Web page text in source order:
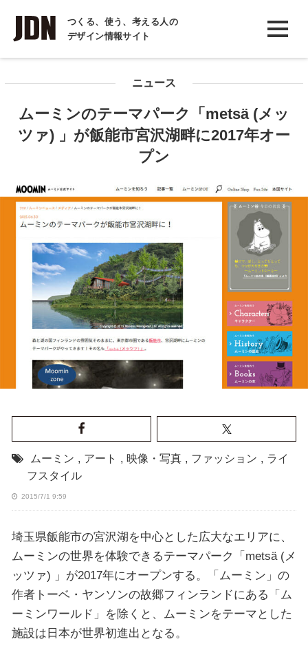
つくる、使う、考える人の
デザイン情報サイト
INTERVIEW
インタビュー
COLUMN
ニュース
ムーミンのテーマパーク「metsä (メッ
ツァ) 」が飯能市宮沢湖畔に2017年オー
プン
ムーミン , アート , 映像・写真 , ファッション , ライ
フスタイル
2015/7/1 9:59
埼玉県飯能市の宮沢湖を中心とした広大なエリアに、
ムーミンの世界を体験できるテーマパーク「metsä (メ
ッツァ) 」が2017年にオープンする。「ムーミン」の
作者トーベ・ヤンソンの故郷フィンランドにある「ム
ーミンワールド」を除くと、ムーミンをテーマとした
施設は日本が世界初進出となる。